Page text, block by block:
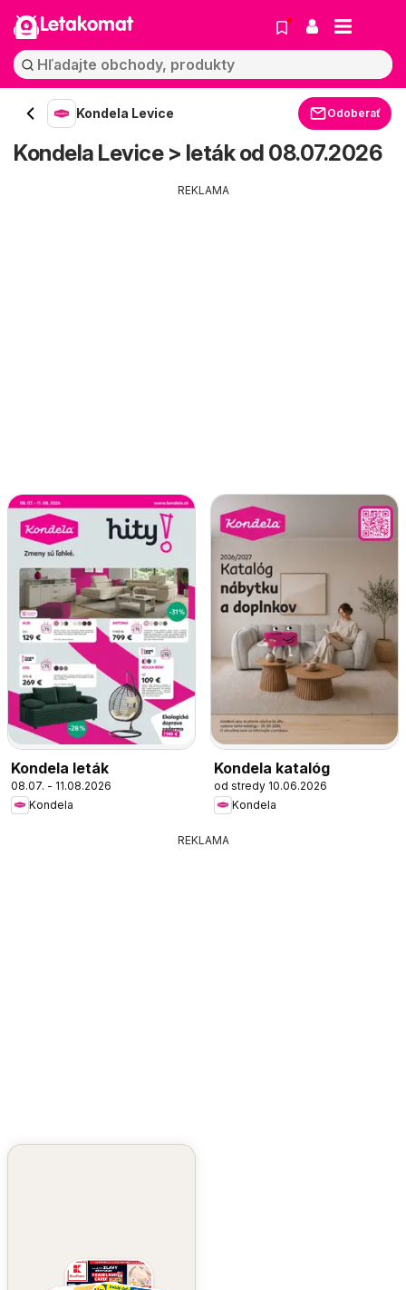
Letakomat
Kondela Levice Odoberať
Kondela Levice > leták od 08.07.2026
REKLAMA
Kondela leták
08.07. - 11.08.2026
Kondela
Kondela katalóg
od stredy 10.06.2026
Kondela
REKLAMA